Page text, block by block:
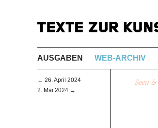
AUSGABEN WEB-ARCHIV
← 26. April 2024
2. Mai 2024 →
Seen